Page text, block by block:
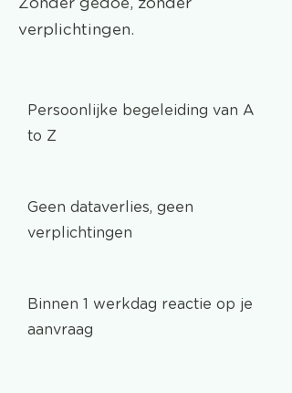
Zonder gedoe, zonder
verplichtingen.
Persoonlijke begeleiding van A
to Z
Geen dataverlies, geen
verplichtingen
Binnen 1 werkdag reactie op je
aanvraag